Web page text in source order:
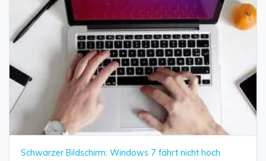
Schwarzer Bildschirm: Windows 7 fährt nicht hoch